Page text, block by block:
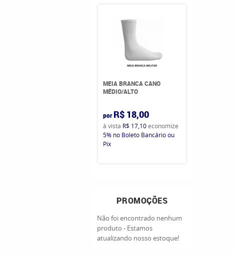
MEIA BRANCA CANO
MÉDIO/ALTO
por R$ 18,00
à vista R$ 17,10economize
5% no Boleto Bancário ou
Pix
PROMOÇÕES
Não foi encontrado nenhum
produto - Estamos
atualizando nosso estoque!